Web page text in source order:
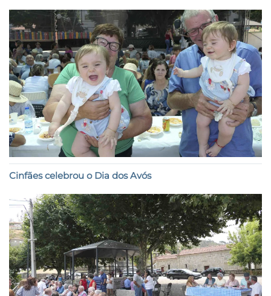
Cinfães celebrou o Dia dos Avós